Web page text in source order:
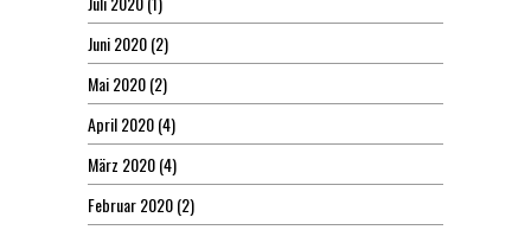
Juni 2020(2)
Mai 2020(2)
April 2020(4)
März 2020(4)
Februar 2020(2)